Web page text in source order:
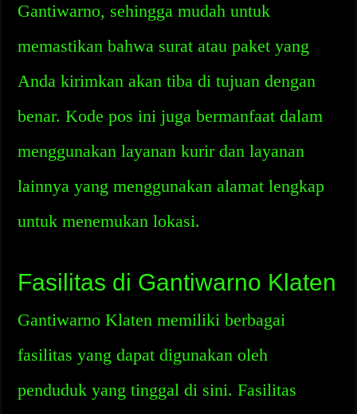
Gantiwarno, sehingga mudah untuk
memastikan bahwa surat atau paket yang
Anda kirimkan akan tiba di tujuan dengan
benar. Kode pos ini juga bermanfaat dalam
menggunakan layanan kurir dan layanan
lainnya yang menggunakan alamat lengkap
untuk menemukan lokasi.
Fasilitas di Gantiwarno Klaten
Gantiwarno Klaten memiliki berbagai
fasilitas yang dapat digunakan oleh
penduduk yang tinggal di sini. Fasilitas